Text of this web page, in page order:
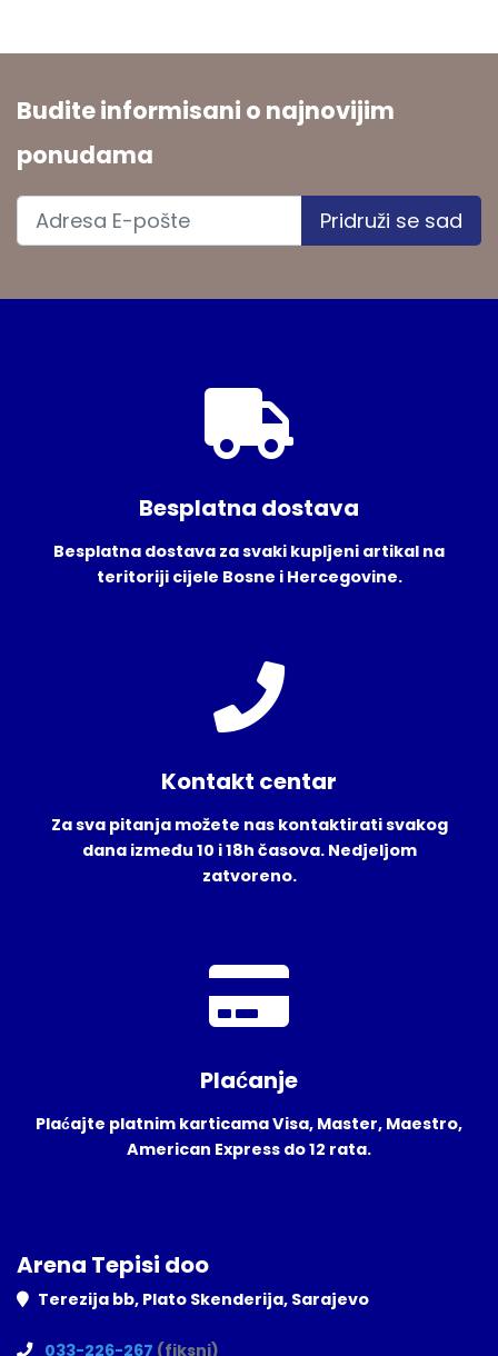
Budite informisani o najnovijim
ponudama
Pridruži se sad
Besplatna dostava
Besplatna dostava za svaki kupljeni artikal na
teritoriji cijele Bosne i Hercegovine.
Kontakt centar
Za sva pitanja možete nas kontaktirati svakog
dana između 10 i 18h časova. Nedjeljom
zatvoreno.
Plaćanje
Plaćajte platnim karticama Visa, Master, Maestro,
American Express do 12 rata.
Arena Tepisi doo
Terezija bb, Plato Skenderija, Sarajevo
033-226-267 (fiksni)